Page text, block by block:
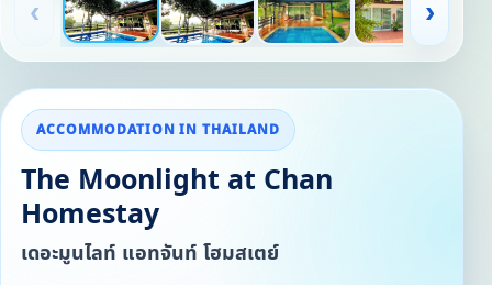
‹ ›
ACCOMMODATION IN THAILAND
The Moonlight at Chan
Homestay
เดอะมูนไลท์ แอทจันท์ โฮมสเตย์